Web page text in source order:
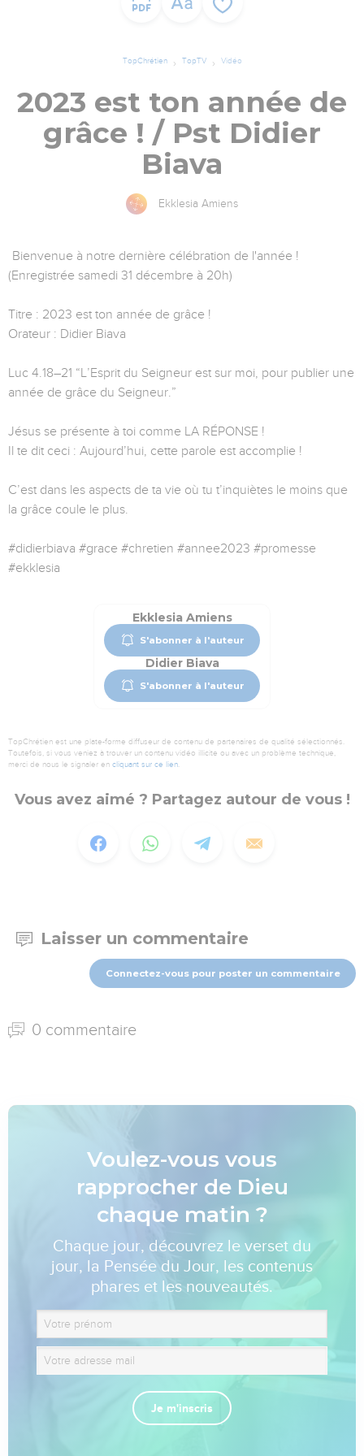
TopChrétien TopTV Vidéo
2023 est ton année de
grâce ! / Pst Didier
Biava
Ekklesia Amiens
Bienvenue à notre dernière célébration de l'année !
(Enregistrée samedi 31 décembre à 20h)
Titre : 2023 est ton année de grâce !
Orateur : Didier Biava
Luc 4.18–21 “L’Esprit du Seigneur est sur moi, pour publier une
année de grâce du Seigneur.”
Jésus se présente à toi comme LA RÉPONSE !
Il te dit ceci : Aujourd’hui, cette parole est accomplie !
C’est dans les aspects de ta vie où tu t’inquiètes le moins que
la grâce coule le plus.
#didierbiava #grace #chretien #annee2023 #promesse
#ekklesia
Ekklesia Amiens
S'abonner à l'auteur
Didier Biava
S'abonner à l'auteur
TopChrétien est une plate-forme diffuseur de contenu de partenaires de qualité sélectionnés.
Toutefois, si vous veniez à trouver un contenu vidéo illicite ou avec un problème technique,
merci de nous le signaler en cliquant sur ce lien.
Vous avez aimé ? Partagez autour de vous !
Laisser un commentaire
Connectez-vous pour poster un commentaire
0 commentaire
Voulez-vous vous
rapprocher de Dieu
chaque matin ?
Chaque jour, découvrez le verset du
jour, la Pensée du Jour, les contenus
phares et les nouveautés.
Je m'inscris